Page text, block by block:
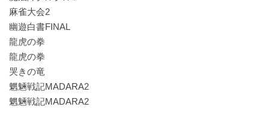
麻雀大会2
幽遊白書FINAL
龍虎の拳
龍虎の拳
哭きの竜
魍魎戦記MADARA2
魍魎戦記MADARA2